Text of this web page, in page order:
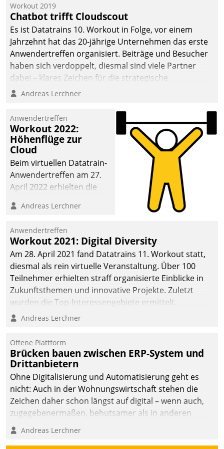
Quartier. Dazwischen
zeigte Datatrain, was es
Neues zu bieten hat.
Workout 2019
Chatbot trifft Cloudscout
Es ist Datatrains 10. Workout in Folge, vor einem
Jahrzehnt hat das 20-jährige Unternehmen das erste
Anwendertreffen organisiert. Beiträge und Besucher
haben sich verdoppelt, diesmal sind viele Partner
dabei – klares Zeichen für die strategische
Fokussierung auf den Kunden.
Andreas Lerchner
Anwendertreffen
Workout 2022:
Höhenflüge zur
Cloud
Beim virtuellen Datatrain-
Anwendertreffen am 27.
April 2022 erhielten die
Teilnehmer kurzweilige
Cloud-Strategien und -
Lösungen mit hohem
Zukunftspotenzial.
Andreas Lerchner
Anwendertreffen
Workout 2021: Digital Diversity
Am 28. April 2021 fand Datatrains 11. Workout statt,
diesmal als rein virtuelle Veranstaltung. Über 100
Teilnehmer erhielten straff organisierte Einblicke in
Zukunftsthemen und innovative Projekte. Zuletzt
wurden die Top-Interessengebiete ermittelt.
Andreas Lerchner
Offene Plattform
Brücken bauen zwischen ERP-System und
Drittanbietern
Ohne Digitalisierung und Automatisierung geht es
nicht: Auch in der Wohnungswirtschaft stehen die
Zeichen daher schon längst auf digital – wenn auch,
zugegebenermaßen, behutsamer als in anderen
Branchen.
Andreas Lerchner